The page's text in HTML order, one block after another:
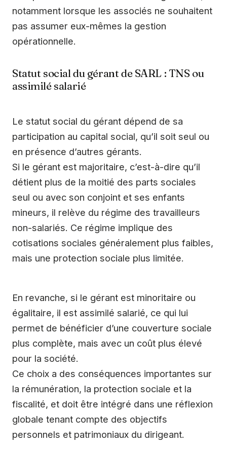
notamment lorsque les associés ne souhaitent
pas assumer eux-mêmes la gestion
opérationnelle.
Statut social du gérant de SARL : TNS ou
assimilé salarié
Le statut social du gérant dépend de sa
participation au capital social, qu’il soit seul ou
en présence d’autres gérants.
Si le gérant est majoritaire, c’est-à-dire qu’il
détient plus de la moitié des parts sociales
seul ou avec son conjoint et ses enfants
mineurs, il relève du régime des travailleurs
non-salariés. Ce régime implique des
cotisations sociales généralement plus faibles,
mais une protection sociale plus limitée.
En revanche, si le gérant est minoritaire ou
égalitaire, il est assimilé salarié, ce qui lui
permet de bénéficier d’une couverture sociale
plus complète, mais avec un coût plus élevé
pour la société.
Ce choix a des conséquences importantes sur
la rémunération, la protection sociale et la
fiscalité, et doit être intégré dans une réflexion
globale tenant compte des objectifs
personnels et patrimoniaux du dirigeant.